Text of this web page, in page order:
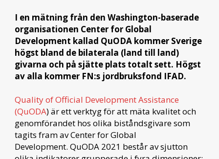
I en mätning från den Washington-baserade
organisationen Center for Global
Development kallad QuODA kommer Sverige
högst bland de bilaterala (land till land)
givarna och på sjätte plats totalt sett. Högst
av alla kommer FN:s jordbruksfond IFAD.
Quality of Official Development Assistance
(QuODA) är ett verktyg för att mäta kvalitet och
genomförandet hos olika biståndsgivare som
tagits fram av Center for Global
Development. QuODA 2021 består av sjutton